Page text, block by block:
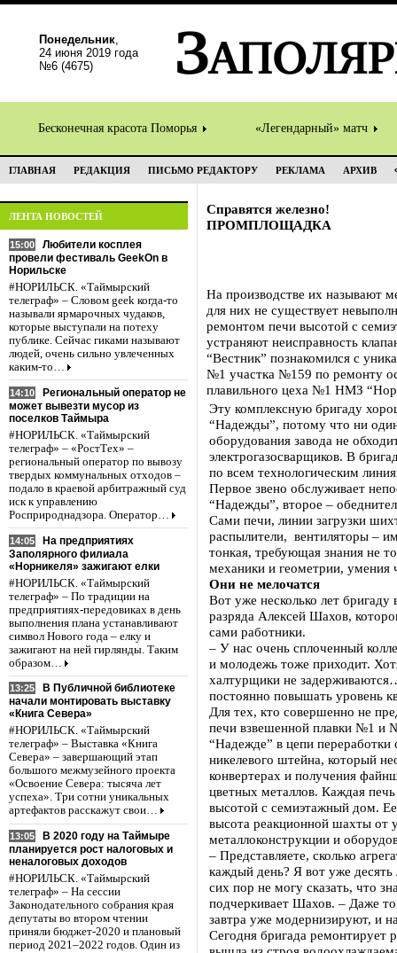
Понедельник,
24 июня 2019 года
№6 (4675)
Бесконечная красота Поморья «Легендарный» матч
ГЛАВНАЯ РЕДАКЦИЯ ПИСЬМО РЕДАКТОРУ РЕКЛАМА АРХИВ
ЛЕНТА НОВОСТЕЙ
15:00
Любители косплея
провели фестиваль GeekOn в
Норильске
#НОРИЛЬСК. «Таймырский
телеграф» – Словом geek когда-то
называли ярмарочных чудаков,
которые выступали на потеху
публике. Сейчас гиками называют
людей, очень сильно увлеченных
каким-то…
14:10
Региональный оператор не
может вывезти мусор из
поселков Таймыра
#НОРИЛЬСК. «Таймырский
телеграф» – «РостТех» –
региональный оператор по вывозу
твердых коммунальных отходов –
подало в краевой арбитражный суд
иск к управлению
Росприроднадзора. Оператор…
14:05
На предприятиях
Заполярного филиала
«Норникеля» зажигают елки
#НОРИЛЬСК. «Таймырский
телеграф» – По традиции на
предприятиях-передовиках в день
выполнения плана устанавливают
символ Нового года – елку и
зажигают на ней гирлянды. Таким
образом…
13:25
В Публичной библиотеке
начали монтировать выставку
«Книга Севера»
#НОРИЛЬСК. «Таймырский
телеграф» – Выставка «Книга
Севера» – завершающий этап
большого межмузейного проекта
«Освоение Севера: тысяча лет
успеха». Три сотни уникальных
артефактов расскажут свои…
13:05
В 2020 году на Таймыре
планируется рост налоговых и
неналоговых доходов
#НОРИЛЬСК. «Таймырский
телеграф» – На сессии
Законодательного собрания края
депутаты во втором чтении
приняли бюджет-2020 и плановый
период 2021–2022 годов. Один из
Справятся железно!
ПРОМПЛОЩАДКА
На производстве их называют
для них не существует
ремонтом печи высотой с
устраняют неисправность
“Вестник” познакомился с
№1 участка №159 по ремонту
плавильного цеха №1 НМЗ
Эту комплексную бригаду
“Надежды”, потому что ни
оборудования завода не
электрогазосварщиков. В
по всем технологическим
Первое звено обслуживает
“Надежды”, второе –
Сами печи, линии загрузки
распылители, вентиляторы –
тонкая, требующая знания не
механики и геометрии, умения
Они не мелочатся
Вот уже несколько лет бригаду
разряда Алексей Шахов,
сами работники.
– У нас очень сплоченный
и молодежь тоже приходит.
халтурщики не
постоянно повышать уровень
Для тех, кто совершенно не
печи взвешенной плавки №1 и
“Надежде” в цепи
никелевого штейна, который
конвертерах и получения
цветных металлов. Каждая
высотой с семиэтажный дом.
высота реакционной шахты от
металлоконструкции и
– Представляете, сколько
каждый день? Я вот уже десять
сих пор не могу сказать, что
подчеркивает Шахов. – Даже
завтра уже модернизируют, и
Сегодня бригада ремонтирует